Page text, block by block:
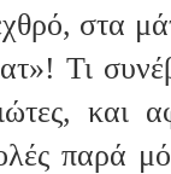
στα
Τι
και